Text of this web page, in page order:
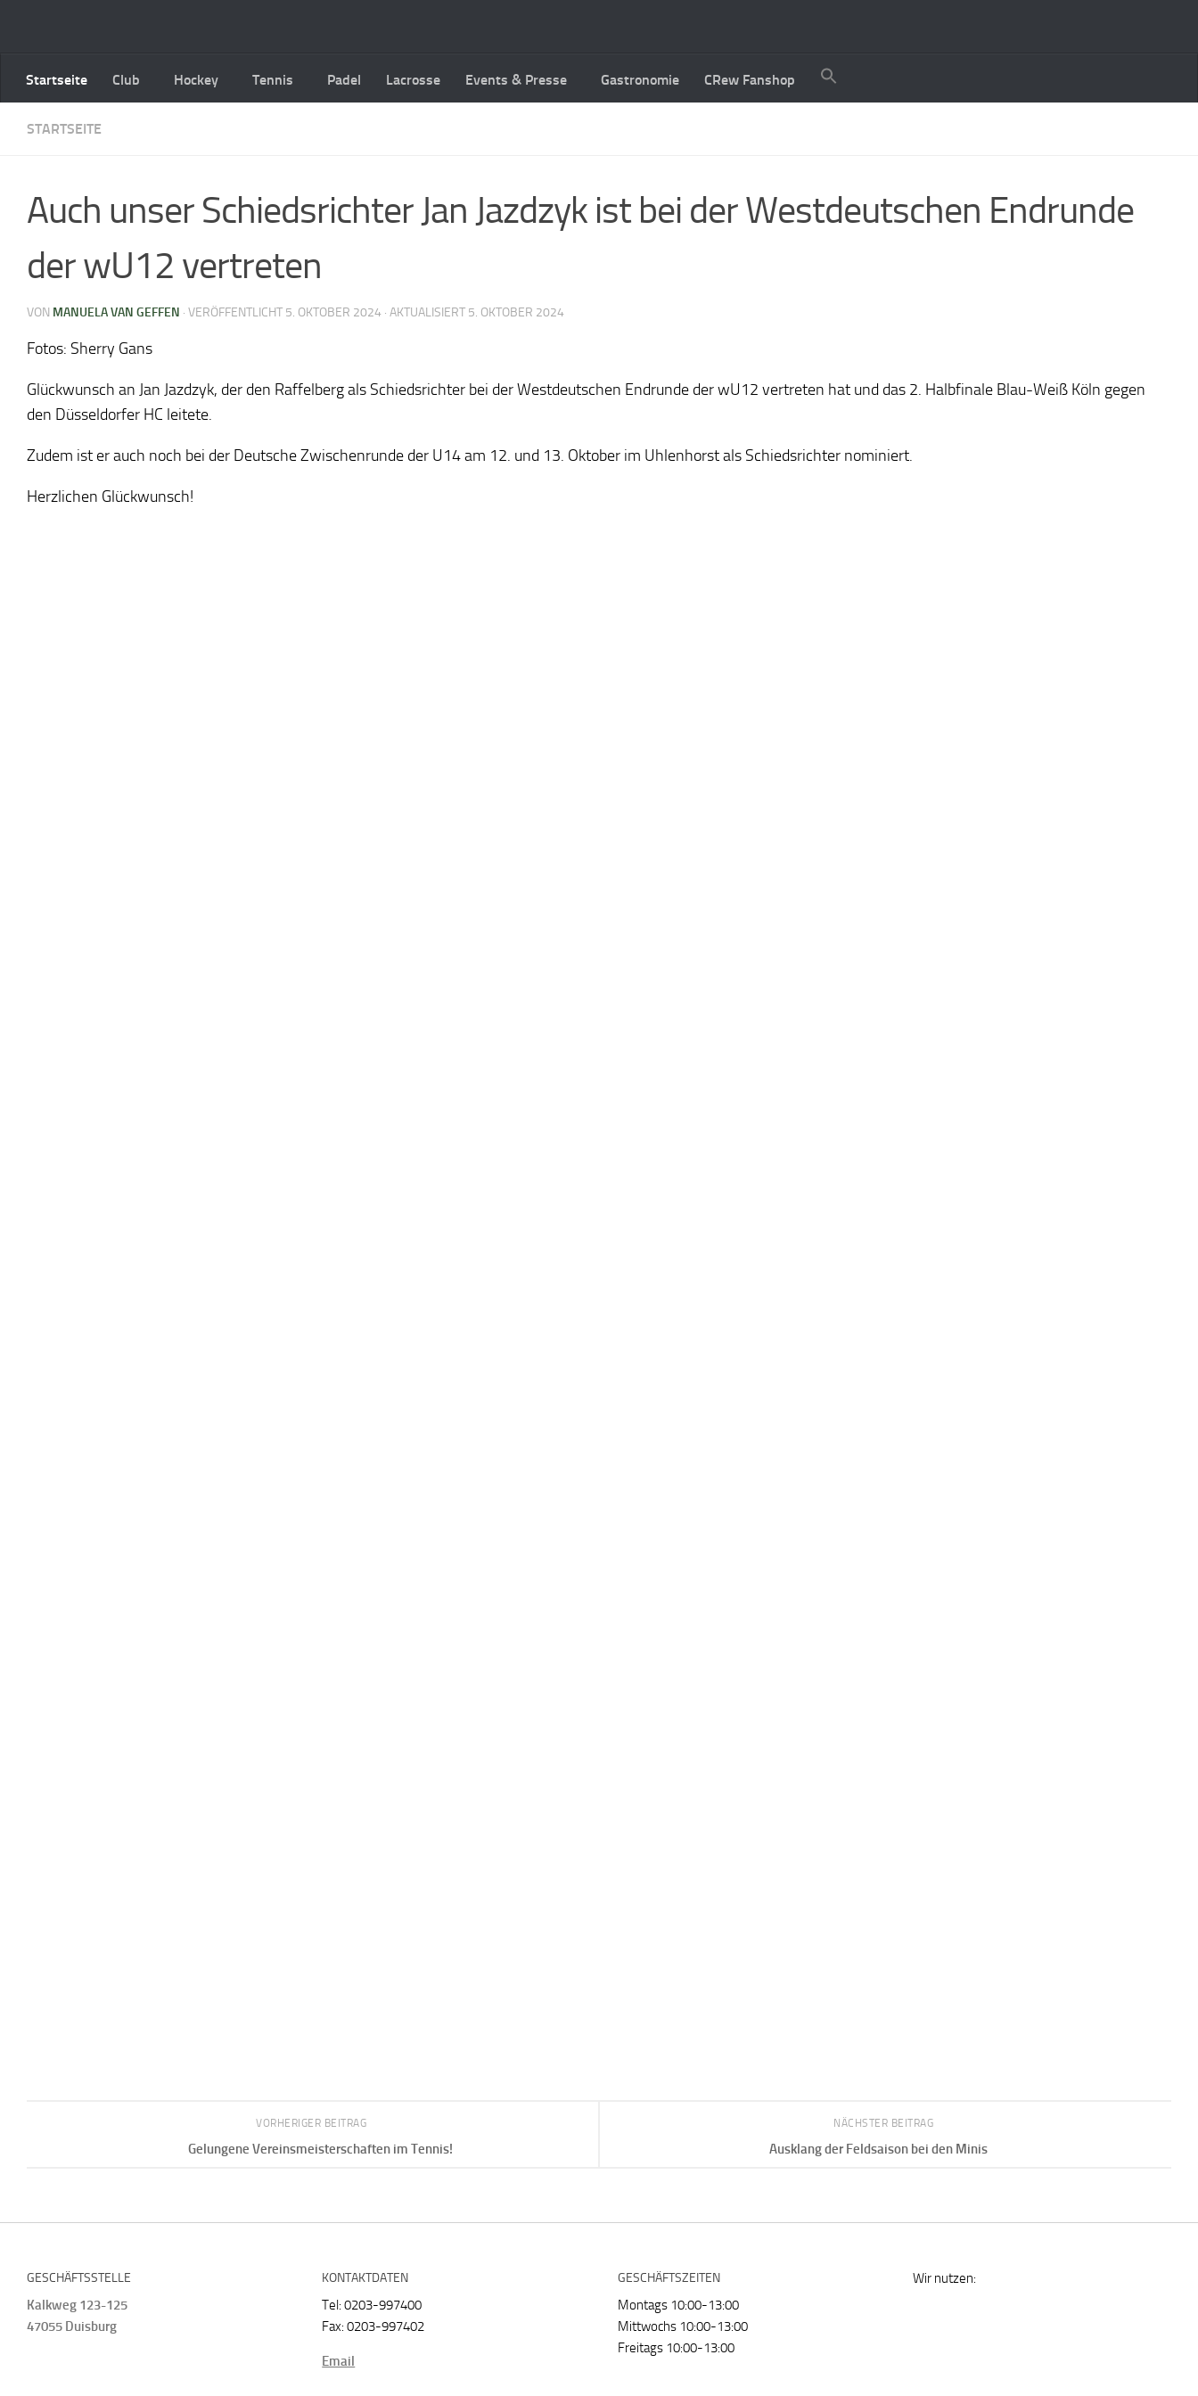
Startseite Club Hockey Tennis Padel Lacrosse Events & Presse Gastronomie CRew Fanshop
STARTSEITE
Auch unser Schiedsrichter Jan Jazdzyk ist bei der Westdeutschen Endrunde
der wU12 vertreten
VON MANUELA VAN GEFFEN · VERÖFFENTLICHT 5. OKTOBER 2024 · AKTUALISIERT 5. OKTOBER 2024
Fotos: Sherry Gans
Glückwunsch an Jan Jazdzyk, der den Raffelberg als Schiedsrichter bei der Westdeutschen Endrunde der wU12 vertreten hat und das 2. Halbfinale Blau-Weiß Köln gegen
den Düsseldorfer HC leitete.
Zudem ist er auch noch bei der Deutsche Zwischenrunde der U14 am 12. und 13. Oktober im Uhlenhorst als Schiedsrichter nominiert.
Herzlichen Glückwunsch!
NÄCHSTER BEITRAG
Ausklang der Feldsaison bei den Minis
VORHERIGER BEITRAG
Gelungene Vereinsmeisterschaften im Tennis!
GESCHÄFTSSTELLE
Kalkweg 123-125
47055 Duisburg
KONTAKTDATEN
Tel: 0203-997400
Fax: 0203-997402
Email
GESCHÄFTSZEITEN
Montags 10:00-13:00
Mittwochs 10:00-13:00
Freitags 10:00-13:00
Wir nutzen: